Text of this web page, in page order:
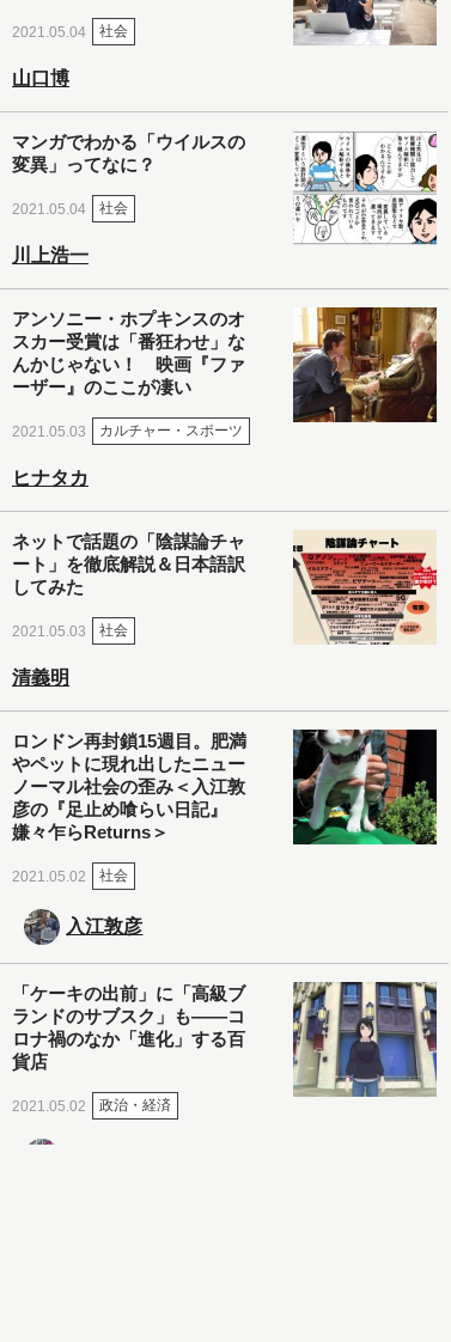
2021.05.04 社会
山口博
マンガでわかる「ウイルスの
変異」ってなに？
2021.05.04 社会
川上浩一
アンソニー・ホプキンスのオ
スカー受賞は「番狂わせ」な
んかじゃない！ 映画『ファ
ーザー』のここが凄い
2021.05.03 カルチャー・スポーツ
ヒナタカ
ネットで話題の「陰謀論チャ
ート」を徹底解説＆日本語訳
してみた
2021.05.03 社会
清義明
ロンドン再封鎖15週目。肥満
やペットに現れ出したニュー
ノーマル社会の歪み＜入江敦
彦の『足止め喰らい日記』
嫌々乍らReturns＞
2021.05.02 社会
入江敦彦
「ケーキの出前」に「高級ブ
ランドのサブスク」も――コ
ロナ禍のなか「進化」する百
貨店
2021.05.02 政治・経済